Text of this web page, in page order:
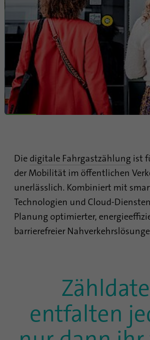
Die digitale Fahrgastzählung ist
der Mobilität im öffentlichen
unerlässlich. Kombiniert mit
Technologien und Cloud-
Planung optimierter,
barrierefreier
entfalten
Anbieter .linkedin.com
Laufzeit 90 Tage
Zweck
Mit diesem Cookie werden
Übereinstimmungen der
Nutzers außerhalb der
festgestellt.
Anbieter .www.linkedin.com
Laufzeit 1 Jahr
eingeloggter Nutzer mit
Authentifizierung
.linkedin.com
Laufzeit 30 Tage